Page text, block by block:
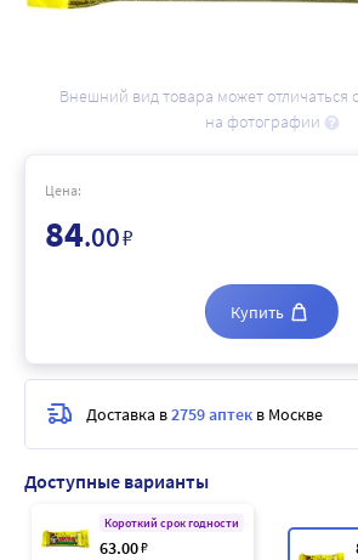
Внешний вид товара может отличаться
на фотографии
Доступные варианты
Короткий срок годности
63.00₽
Цена:
84.00₽
Купить
Доставка в2759 аптек в Москве